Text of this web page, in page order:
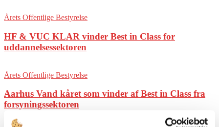
Årets Offentlige Bestyrelse
HF & VUC KLAR vinder Best in Class for
uddannelsessektoren
Årets Offentlige Bestyrelse
Aarhus Vand kåret som vinder af Best in Class fra
forsyningssektoren